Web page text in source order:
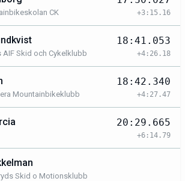
CK +3:15.16
AIF Skid och Cykelklubb
18:41.053
+4:26.18
Mountainbikeklubb
18:42.340
+4:27.47
20:29.665
+6:14.79
Skid o Motionsklubb